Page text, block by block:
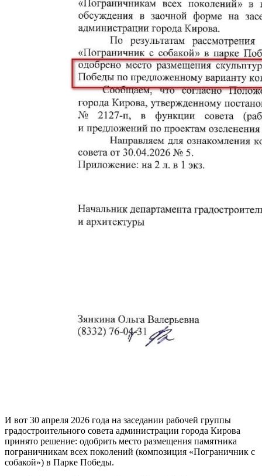
И вот 30 апреля 2026 года на заседании рабочей группы
градостроительного совета администрации города Кирова
принято решение: одобрить место размещения памятника
пограничникам всех поколений (композиция «Пограничник с
собакой») в Парке Победы.